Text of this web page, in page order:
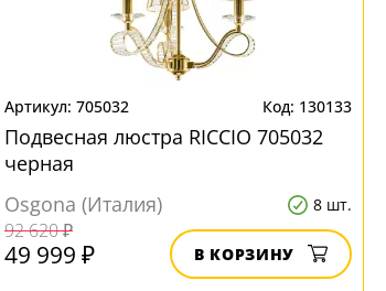
705032 130133
Подвесная люстра RICCIO 705032
черная
Osgona (Италия)
8 шт.
92 620 ₽
49 999 ₽ В КОРЗИНУ